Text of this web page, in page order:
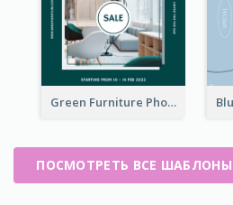
Green Furniture Photo Furniture Sale Instagram Post
ПОСМОТРЕТЬ ВСЕ ШАБЛОНЫ